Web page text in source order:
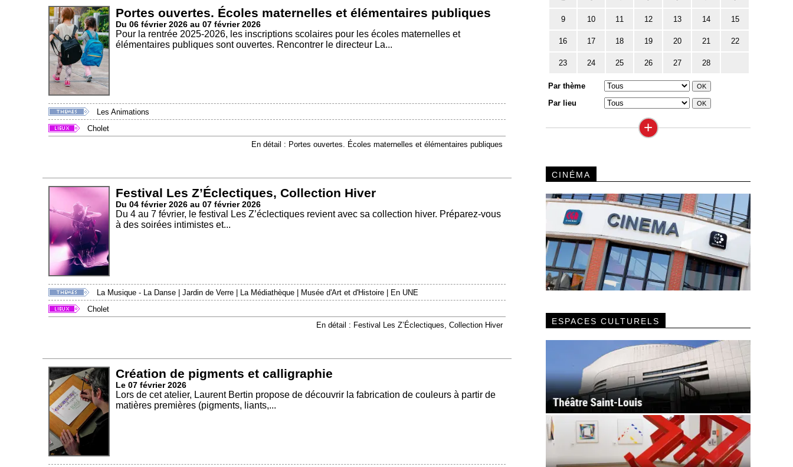
Portes ouvertes. Écoles maternelles et élémentaires publiques
Du 06 février 2026 au 07 février 2026
Pour la rentrée 2025-2026, les inscriptions scolaires pour les écoles maternelles et
élémentaires publiques sont ouvertes. Rencontrer le directeur La...
Les Animations
Cholet
En détail : Portes ouvertes. Écoles maternelles et élémentaires publiques
Festival Les Z’Éclectiques, Collection Hiver
Du 04 février 2026 au 07 février 2026
Du 4 au 7 février, le festival Les Z’éclectiques revient avec sa collection hiver. Préparez-vous
à des soirées intimistes et...
La Musique - La Danse Jardin de Verre La Médiathèque Musée d'Art et d'Histoire
En UNE
Cholet
En détail : Festival Les Z’Éclectiques, Collection Hiver
Création de pigments et calligraphie
Le 07 février 2026
Lors de cet atelier, Laurent Bertin propose de découvrir la fabrication de couleurs à partir de
matières premières (pigments, liants,...
9 10 11 12 13 14 15
16 17 18 19 20 21 22
23 24 25 26 27 28
Par thème
Par lieu
+
CINÉMA
ESPACES CULTURELS